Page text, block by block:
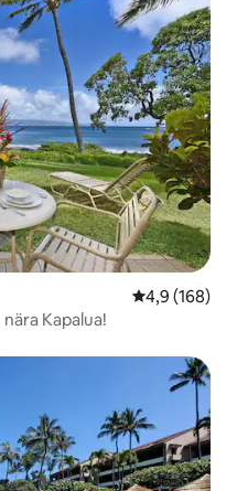
4,9 av 5 i
4,9 (168)
Kapalua!